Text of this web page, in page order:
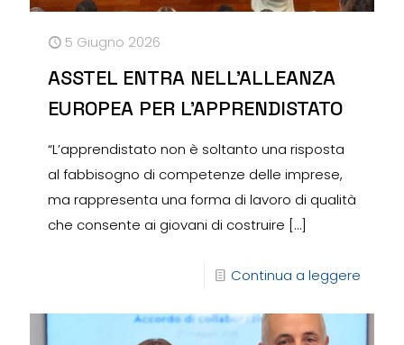
5 Giugno 2026
ASSTEL ENTRA NELL’ALLEANZA
EUROPEA PER L’APPRENDISTATO
“L’apprendistato non è soltanto una risposta
al fabbisogno di competenze delle imprese,
ma rappresenta una forma di lavoro di qualità
che consente ai giovani di costruire […]
Continua a leggere